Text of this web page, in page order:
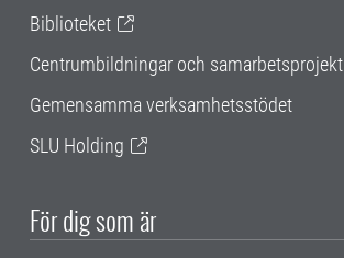
Biblioteket
Centrumbildningar och samarbetsprojekt
Gemensamma verksamhetsstödet
SLU Holding
För dig som är